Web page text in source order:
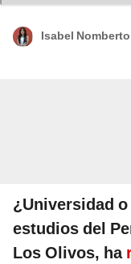
LR/captura YouTube/
Isabel Nomberto
¿Universidad o
estudios del
Los Olivos, ha